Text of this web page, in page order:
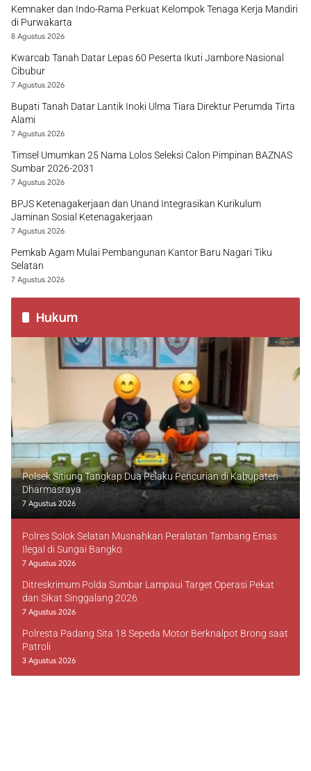
Kemnaker dan Indo-Rama Perkuat Kelompok Tenaga Kerja Mandiri
di Purwakarta
8 Agustus 2026
Kwarcab Tanah Datar Lepas 60 Peserta Ikuti Jambore Nasional
Cibubur
7 Agustus 2026
Bupati Tanah Datar Lantik Inoki Ulma Tiara Direktur Perumda Tirta
Alami
7 Agustus 2026
Timsel Umumkan 25 Nama Lolos Seleksi Calon Pimpinan BAZNAS
Sumbar 2026-2031
7 Agustus 2026
BPJS Ketenagakerjaan dan Unand Integrasikan Kurikulum
Jaminan Sosial Ketenagakerjaan
7 Agustus 2026
Pemkab Agam Mulai Pembangunan Kantor Baru Nagari Tiku
Selatan
7 Agustus 2026
Hukum
Polsek Sitiung Tangkap Dua Pelaku Pencurian di Kabupaten
Dharmasraya
7 Agustus 2026
Polres Solok Selatan Musnahkan Peralatan Tambang Emas
Ilegal di Sungai Bangko
7 Agustus 2026
Ditreskrimum Polda Sumbar Lampaui Target Operasi Pekat
dan Sikat Singgalang 2026
7 Agustus 2026
Polresta Padang Sita 18 Sepeda Motor Berknalpot Brong saat
Patroli
3 Agustus 2026